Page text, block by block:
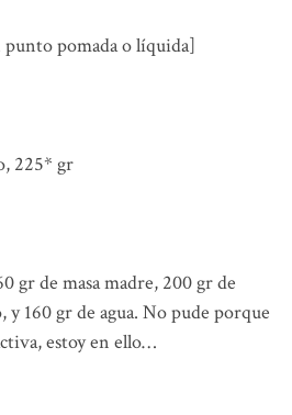
pomada o líquida]
225* gr
gr de masa madre, 200 gr de
160 gr de agua. No pude porque
estoy en ello…